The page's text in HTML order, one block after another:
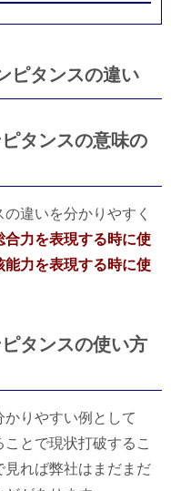
ピタンスの違い
タンスの意味の
違いを分かりやすく
力を表現する時に使
力を表現する時に使
タンスの使い方
りやすい例として
とで現状打破するこ
見れば弊社はまだまだ